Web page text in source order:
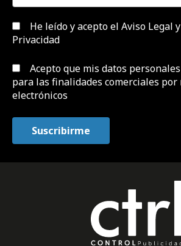
He leído y acepto el Aviso Legal
Privacidad
Acepto que mis datos
para las finalidades comerciales por
electrónicos